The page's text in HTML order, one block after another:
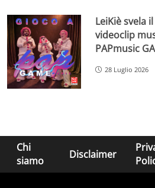
LeiKiè svela
videoclip
PAPmusic
28 Luglio 2026
Chi
siamo
Disclaimer